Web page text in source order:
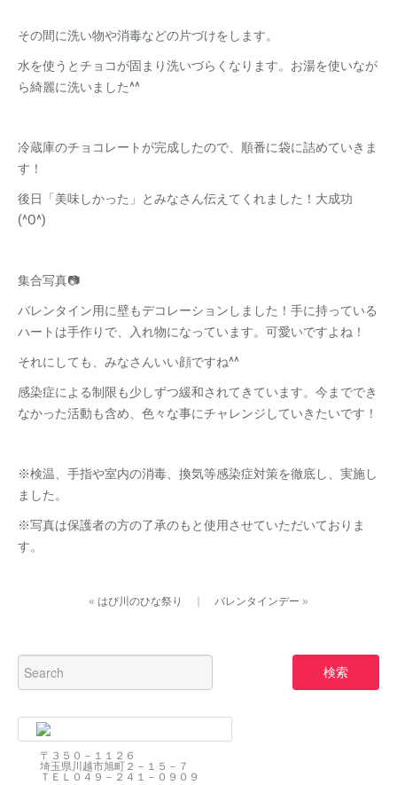
その間に洗い物や消毒などの片づけをします。
水を使うとチョコが固まり洗いづらくなります。お湯を使いなが
ら綺麗に洗いました^^
冷蔵庫のチョコレートが完成したので、順番に袋に詰めていきま
す！
後日「美味しかった」とみなさん伝えてくれました！大成功
(^O^)
集合写真📷
バレンタイン用に壁もデコレーションしました！手に持っている
ハートは手作りで、入れ物になっています。可愛いですよね！
それにしても、みなさんいい顔ですね^^
感染症による制限も少しずつ緩和されてきています。今まででき
なかった活動も含め、色々な事にチャレンジしていきたいです！
※検温、手指や室内の消毒、換気等感染症対策を徹底し、実施し
ました。
※写真は保護者の方の了承のもと使用させていただいておりま
す。
« はぴ川のひな祭り バレンタインデー »
〒３５０－１１２６
埼玉県川越市旭町２－１５－７
ＴＥＬ０４９－２４１－０９０９